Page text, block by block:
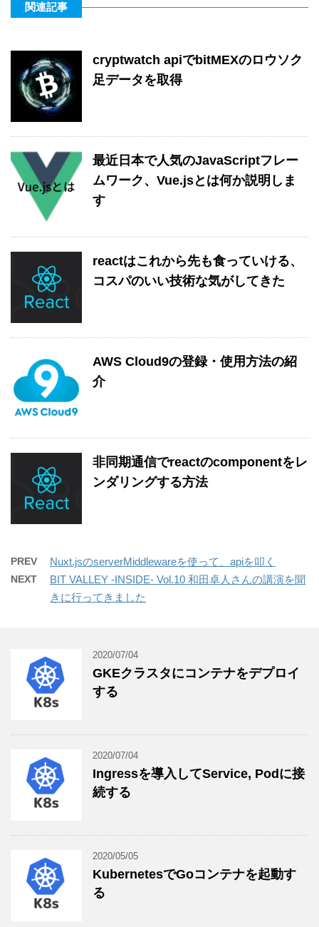
関連記事
cryptwatch apiでbitMEXのロウソク
足データを取得
最近日本で人気のJavaScriptフレー
ムワーク、Vue.jsとは何か説明しま
す
reactはこれから先も食っていける、
コスパのいい技術な気がしてきた
AWS Cloud9の登録・使用方法の紹
介
非同期通信でreactのcomponentをレ
ンダリングする方法
PREV Nuxt.jsのserverMiddlewareを使って、apiを叩く
NEXT
BIT VALLEY -INSIDE- Vol.10 和田卓人さんの講演を聞
きに行ってきました
2020/07/04
GKEクラスタにコンテナをデプロイ
する
2020/07/04
Ingressを導入してService, Podに接
続する
2020/05/05
KubernetesでGoコンテナを起動す
る